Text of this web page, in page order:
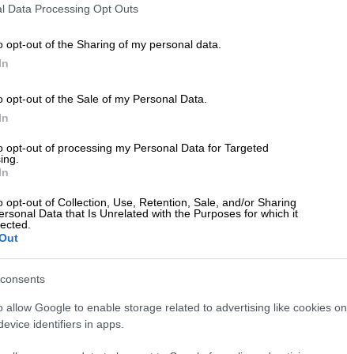
Data Processing Opt Outs
opt-out of the Sharing of my personal data.
opt-out of the Sale of my Personal Data.
opt-out of processing my Personal Data for Targeted
opt-out of Collection, Use, Retention, Sale, and/or Sharing
Data that Is Unrelated with the Purposes for which it
allow Google to enable storage related to advertising like cookies on
identifiers in apps.
Κόσμος 10.06.2026 07:02
πλήγματα κατά του Ιράν -
Νέα ένταση στη Μέση Ανατολή μετά
Αθλητισμός
Αφιέρωμα Μουντιάλ 2026: 10ος
Όμιλος - Αργεντινή, Αλγερία,
Αυστρία, Ιορδανία